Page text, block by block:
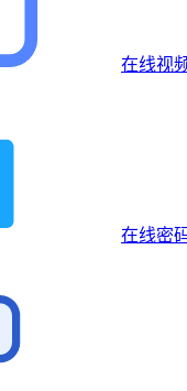
在线视
在线密